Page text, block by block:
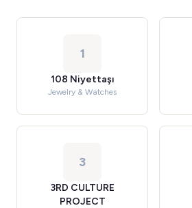
1
108 Niyettaşı
Jewelry & Watches
3
3RD CULTURE
PROJECT